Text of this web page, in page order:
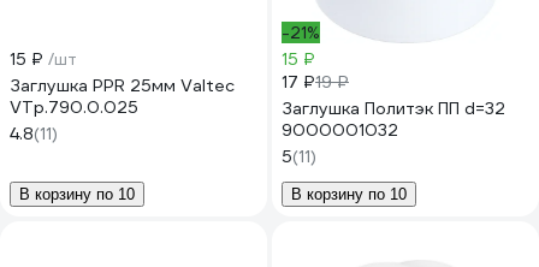
15 ₽ /шт
Заглушка PPR 25мм Valtec
VTp.790.0.025
4.8(11)
В корзину по 10
-21%
15 ₽
17 ₽19 ₽
Заглушка Политэк ПП d=32
9000001032
5(11)
В корзину по 10